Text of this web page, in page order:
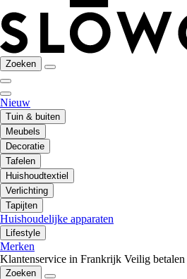
Zoeken
Nieuw
Tuin & buiten
Meubels
Decoratie
Tafelen
Huishoudtextiel
Verlichting
Tapijten
Huishoudelijke apparaten
Lifestyle
Merken
Klantenservice in Frankrijk Veilig betalen
Zoeken